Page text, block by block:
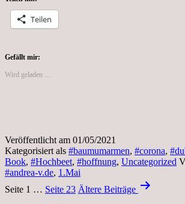
Teilen
Gefällt mir:
Wird geladen …
Veröffentlicht am 01/05/2021
Kategorisiert als #baumumarmen, #corona,
Book, #Hochbeet, #hoffnung, Uncategorized
#andrea-v.de, 1.Mai
Beitragsnavigation
Seite 1 … Seite 23 Ältere Beiträge